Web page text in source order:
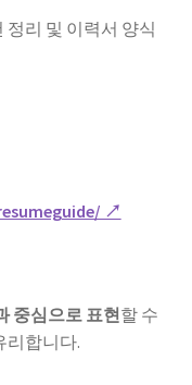
↗
중심으로 표현할 수
리합니다.